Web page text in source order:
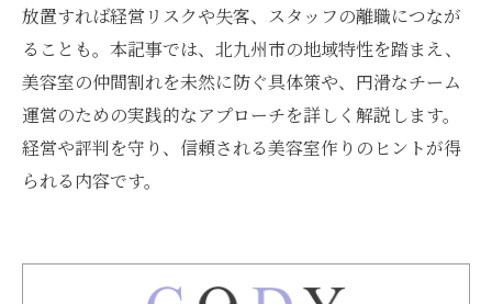
放置すれば経営リスクや失客、スタッフの離職につなが
ることも。本記事では、北九州市の地域特性を踏まえ、
美容室の仲間割れを未然に防ぐ具体策や、円滑なチーム
運営のための実践的なアプローチを詳しく解説します。
経営や評判を守り、信頼される美容室作りのヒントが得
られる内容です。